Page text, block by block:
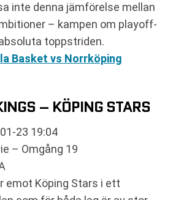
inte denna jämförelse mellan
– kampen om playoff-
toppstriden.
Basket vs Norrköping
– KÖPING STARS
23 19:04
– Omgång 19
emot Köping Stars i ett